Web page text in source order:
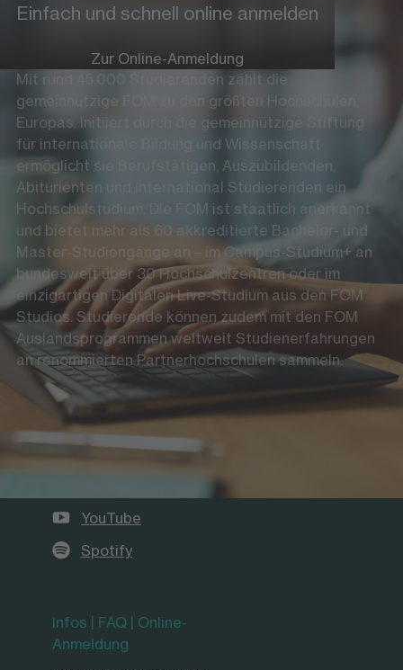
Einfach und schnell online anmelden
Zur Online-Anmeldung
Mit rund 45.000 Studierenden zählt die
gemeinnützige FOM zu den größten Hochschulen
Europas. Initiiert durch die gemeinnützige Stiftung
für internationale Bildung und Wissenschaft
ermöglicht sie Berufstätigen, Auszubildenden,
Abiturienten und international Studierenden ein
Hochschulstudium. Die FOM ist staatlich anerkannt
und bietet mehr als 60 akkreditierte Bachelor- und
Master-Studiengänge an – im Campus-Studium+ an
bundesweit über 30 Hochschulzentren oder im
einzigartigen Digitalen Live-Studium aus den FOM
Studios. Studierende können zudem mit den FOM
Auslandsprogrammen weltweit Studienerfahrungen
an renommierten Partnerhochschulen sammeln.
Die FOM auf Social Media
LinkedIn
YouTube
Spotify
Infos | FAQ | Online-
Anmeldung